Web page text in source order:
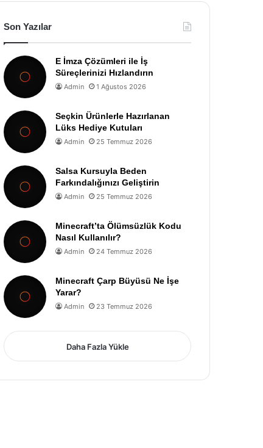
Son Yazılar
E İmza Çözümleri ile İş
Süreçlerinizi Hızlandırın
Admin 1 Ağustos 2026
Seçkin Ürünlerle Hazırlanan
Lüks Hediye Kutuları
Admin 25 Temmuz 2026
Salsa Kursuyla Beden
Farkındalığınızı Geliştirin
Admin 25 Temmuz 2026
Minecraft’ta Ölümsüzlük Kodu
Nasıl Kullanılır?
Admin 24 Temmuz 2026
Minecraft Çarp Büyüsü Ne İşe
Yarar?
Admin 23 Temmuz 2026
Daha Fazla Yükle